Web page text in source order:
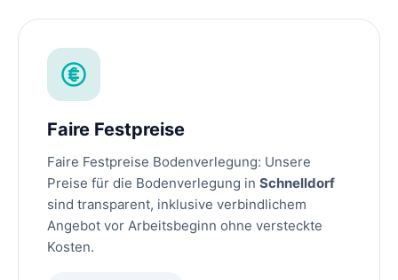
Faire Festpreise
Faire Festpreise Bodenverlegung: Unsere
Preise für die Bodenverlegung in Schnelldorf
sind transparent, inklusive verbindlichem
Angebot vor Arbeitsbeginn ohne versteckte
Kosten.